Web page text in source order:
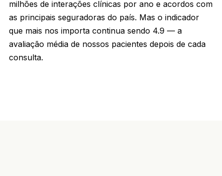
milhões de interações clínicas por ano e acordos com
as principais seguradoras do país. Mas o indicador
que mais nos importa continua sendo 4.9 — a
avaliação média de nossos pacientes depois de cada
consulta.